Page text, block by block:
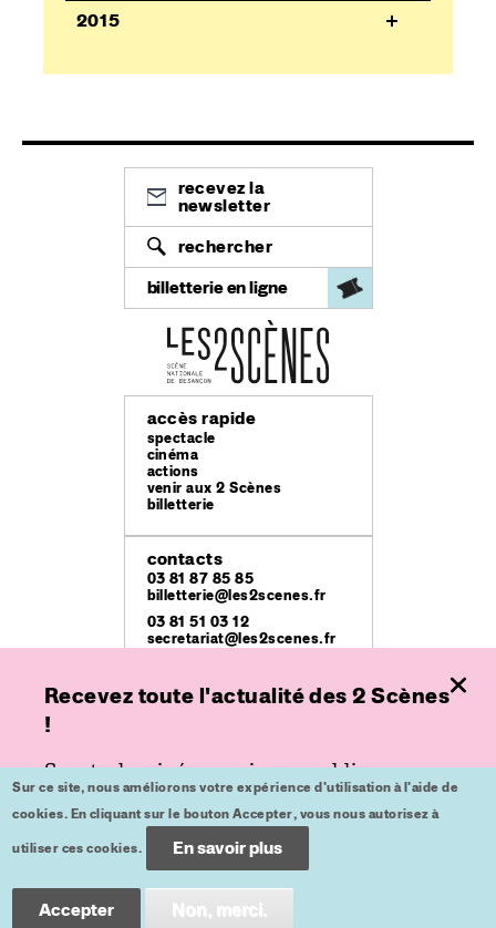
2015
recevez la
newsletter
rechercher
billetterie en ligne
accès rapide
spectacle
cinéma
actions
venir aux 2 Scènes
billetterie
contacts
03 81 87 85 85
billetterie@les2scenes.fr
03 81 51 03 12
secretariat@les2scenes.fr
lieux
place du Théâtre
crédits
mentions légales
Recevez toute l'actualité des 2 Scènes
!
Spectacle, cinéma ou jeune public,
inscrivez-vous à nos lettres d'informations
pour ne plus rien rater.
Inscription
Sur ce site, nous améliorons votre expérience d'utilisation à l'aide de
cookies. En cliquant sur le bouton Accepter, vous nous autorisez à
utiliser ces cookies. En savoir plus
Accepter Non, merci.